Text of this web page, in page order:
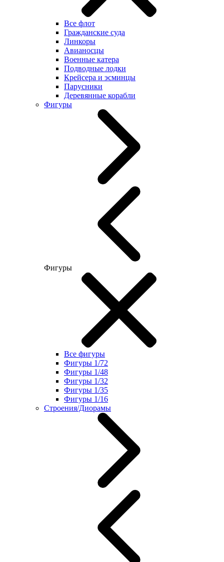
Все флот
Гражданские суда
Линкоры
Авианосцы
Военные катера
Подводные лодки
Крейсера и эсминцы
Парусники
Деревянные корабли
Фигуры
Фигуры
Все фигуры
Фигуры 1/72
Фигуры 1/48
Фигуры 1/32
Фигуры 1/35
Фигуры 1/16
Строения/Диорамы